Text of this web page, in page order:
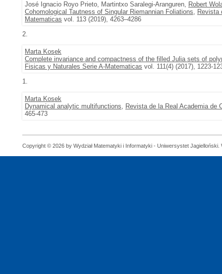
José Ignacio Royo Prieto, Martintxo Saralegi-Aranguren, Robert
Cohomological Tautness of Singular Riemannian Foliations, Revista
Matematicas vol. 113 (2019), 4263–4286
2.
Marta Kosek
Complete invariance and compactness of the filled Julia sets of
Fisicas y Naturales Serie A-Matematicas vol. 111(4) (2017), 1223-
1.
Marta Kosek
Dynamical analytic multifunctions, Revista de la Real Academia
465-473
Copyright © 2026 by Wydział Matematyki i Informatyki - Uniwersystet